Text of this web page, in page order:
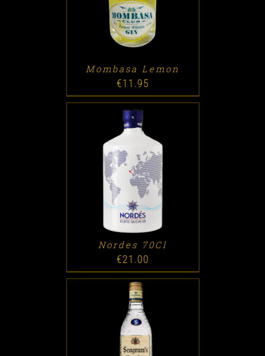
Mombasa Lemon
€11.95
ADD TO CART / DETALLES
Nordes 70Cl
€21.00
ADD TO CART / DETALLES